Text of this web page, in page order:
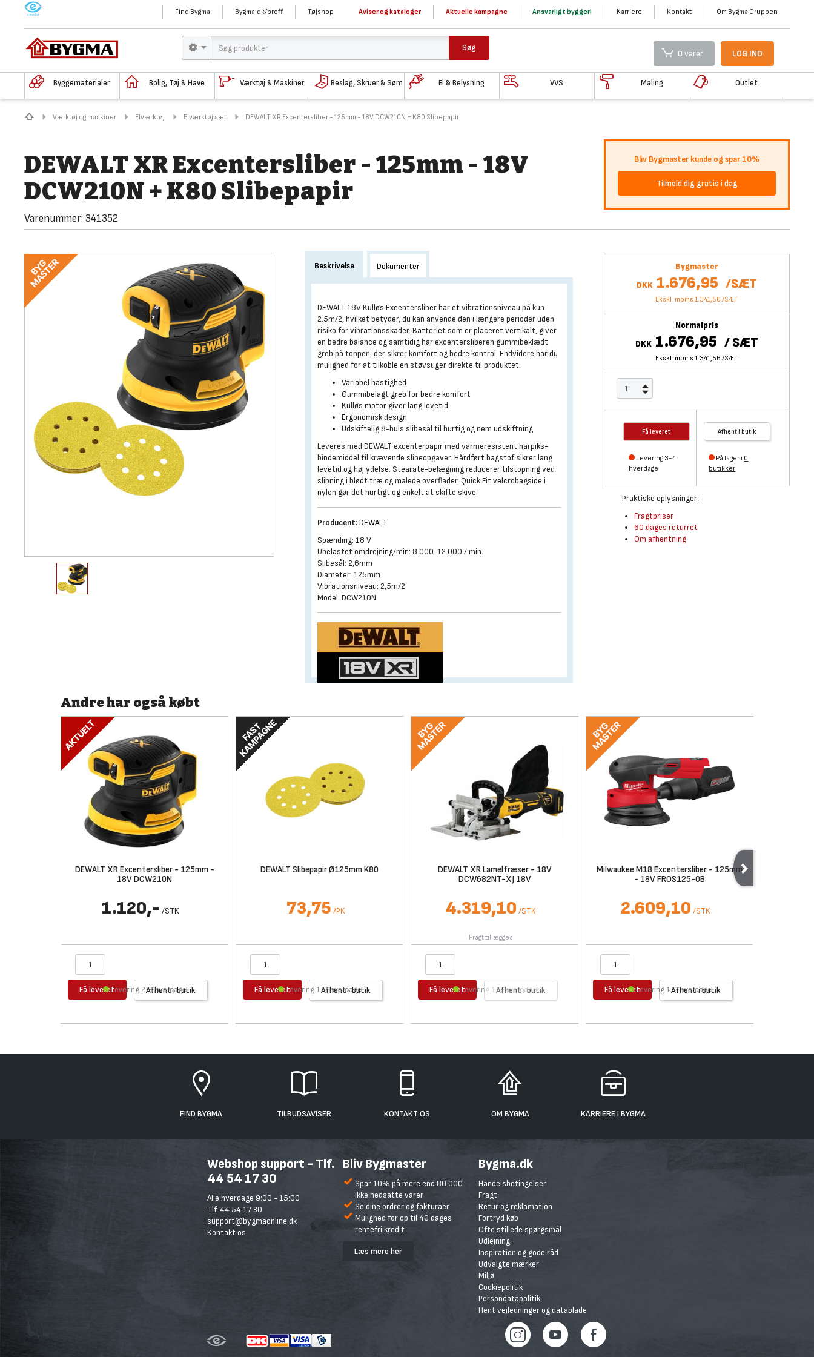
M Find Bygma Bygma.dk/proff Tøjshop Aviser og kataloger Aktuelle kampagne Ansvarligt byggeri Karriere Kontakt Om Bygma Gruppen
Søg
0 varer LOG IND
Byggematerialer Bolig, Tøj & Have Værktøj & Maskiner Beslag, Skruer & Søm El & Belysning VVS Maling Outlet
Værktøj og maskiner Elværktøj Elværktøj sæt DEWALT XR Excentersliber - 125mm - 18V DCW210N + K80 Slibepapir
DEWALT XR Excentersliber - 125mm - 18V
DCW210N + K80 Slibepapir
Varenummer: 341352
Bliv Bygmaster kunde og spar 10%
Tilmeld dig gratis i dag
Bygmaster
DKK 1.676,95 /SÆT
Ekskl. moms 1.341,56 /SÆT
Normalpris
DKK 1.676,95 /SÆT
Ekskl. moms 1.341,56 /SÆT
Få leveret
Levering 3-4
hverdage
Afhent i butik
På lager i 0
butikker
Praktiske oplysninger:
Fragtpriser
60 dages returret
Om afhentning
Beskrivelse Dokumenter
DEWALT 18V Kulløs Excentersliber har et vibrationsniveau på kun
2.5m/2, hvilket betyder, du kan anvende den i længere perioder uden
risiko for vibrationsskader. Batteriet som er placeret vertikalt, giver
en bedre balance og samtidig har excentersliberen gummibeklædt
greb på toppen, der sikrer komfort og bedre kontrol. Endvidere har du
mulighed for at tilkoble en støvsuger direkte til produktet.
Variabel hastighed
Gummibelagt greb for bedre komfort
Kulløs motor giver lang levetid
Ergonomisk design
Udskiftelig 8-huls slibesål til hurtig og nem udskiftning
Leveres med DEWALT excenterpapir med varmeresistent harpiks-
bindemiddel til krævende slibeopgaver. Hårdført bagstof sikrer lang
levetid og høj ydelse. Stearate-belægning reducerer tilstopning ved
slibning i blødt træ og malede overflader. Quick Fit velcrobagside i
nylon gør det hurtigt og enkelt at skifte skive.
Producent:DEWALT
Spænding: 18 V
Ubelastet omdrejning/min: 8.000-12.000 / min.
Slibesål: 2,6mm
Diameter: 125mm
Vibrationsniveau: 2,5m/2
Model: DCW210N
Andre har også købt
DEWALT XR Excentersliber - 125mm -
18V DCW210N
1.120,- /STK
Få leveret Afhent i butik
Levering 2-3 hverdage
DEWALT Slibepapir Ø125mm K80
73,75 /PK
Få leveret Afhent i butik
Levering 1-2 hverdage
DEWALT XR Lamelfræser - 18V
DCW682NT-XJ 18V
4.319,10 /STK
Fragt tillægges
Få leveret Afhent i butik
Levering 1-2 hverdage
Milwaukee M18 Excentersliber - 125mm
- 18V FROS125-0B
2.609,10 /STK
Få leveret Afhent i butik
Levering 1-2 hverdage
FIND BYGMA TILBUDSAVISER KONTAKT OS OM BYGMA KARRIERE I BYGMA
Webshop support - Tlf.
44 54 17 30
Alle hverdage 9:00 - 15:00
Tlf. 44 54 17 30
support@bygmaonline.dk
Kontakt os
Bliv Bygmaster
Spar 10% på mere end 80.000
ikke nedsatte varer
Se dine ordrer og fakturaer
Mulighed for op til 40 dages
rentefri kredit
Læs mere her
Bygma.dk
Handelsbetingelser
Fragt
Retur og reklamation
Fortryd køb
Ofte stillede spørgsmål
Udlejning
Inspiration og gode råd
Udvalgte mærker
Miljø
Cookiepolitik
Persondatapolitik
Hent vejledninger og datablade